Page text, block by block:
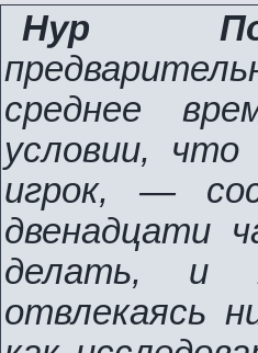
Нур
среднее
условии,
игрок, —
двенадцати
делать, и
отвлекаясь